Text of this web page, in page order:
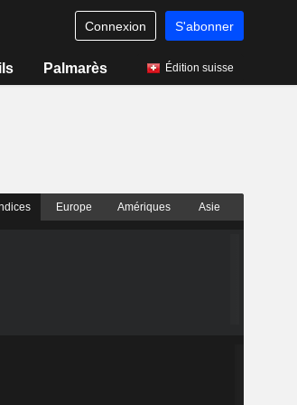
Connexion S'abonner
Palmarès Édition suisse
Europe Amériques Asie